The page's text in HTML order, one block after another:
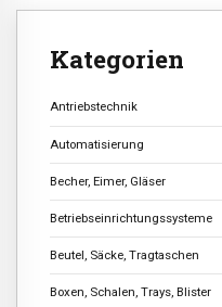
Kategorien
Antriebstechnik
Automatisierung
Becher, Eimer, Gläser
Betriebseinrichtungssysteme
Beutel, Säcke, Tragtaschen
Boxen, Schalen, Trays, Blister